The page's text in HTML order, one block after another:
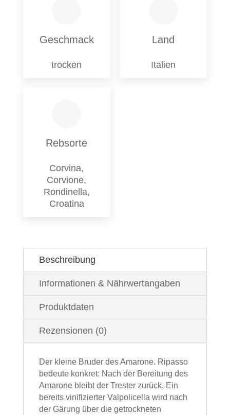
Geschmack
trocken
Land
Italien
Rebsorte
Corvina,
Corvione,
Rondinella,
Croatina
Beschreibung
Informationen & Nährwertangaben
Produktdaten
Rezensionen (0)
Der kleine Bruder des Amarone. Ripasso
bedeute konkret: Nach der Bereitung des
Amarone bleibt der Trester zurück. Ein
bereits vinifizierter Valpolicella wird nach
der Gärung über die getrockneten